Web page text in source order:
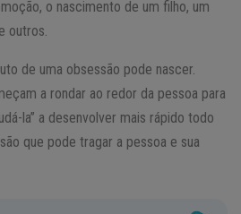
o nascimento de um filho, um
outros.
de uma obsessão pode nascer.
a rondar ao redor da pessoa para
la” a desenvolver mais rápido todo
que pode tragar a pessoa e sua